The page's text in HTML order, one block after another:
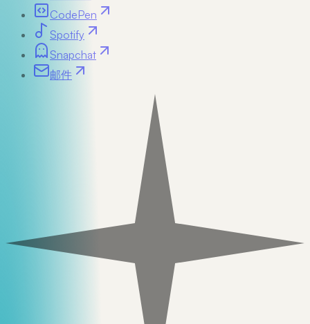
CodePen
Spotify
Snapchat
邮件